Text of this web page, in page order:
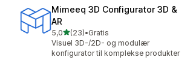
Mimeeq 3D Configurator 3D &
AR
5,0ud af 5 stjerner
(23)
23 anmeldelser i alt
•Gratis
Visuel 3D-/2D- og modulær
konfigurator til komplekse produkter